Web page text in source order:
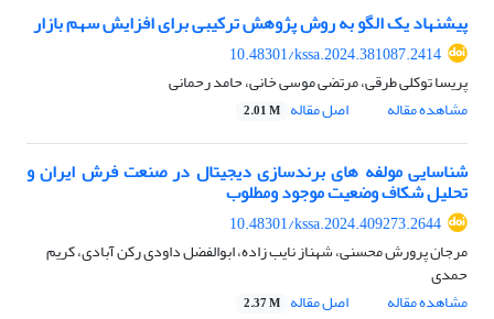
پیشنهاد یک الگو به روش پژوهش ترکیبی برای افزایش سهم بازار
10.48301/kssa.2024.381087.2414
پریسا توکلی طرقی، مرتضی موسی خانی، حامد رحمانی
مشاهده مقاله
اصل مقاله 2.01 M
شناسایی مولفه های برندسازی دیجیتال در صنعت فرش ایران و
تحلیل شکاف وضعیت موجود ومطلوب
10.48301/kssa.2024.409273.2644
مرجان پرورش محسنی، شهناز نایب زاده، ابوالفضل داودی رکن آبادی، کریم
حمدی
مشاهده مقاله
اصل مقاله 2.37 M